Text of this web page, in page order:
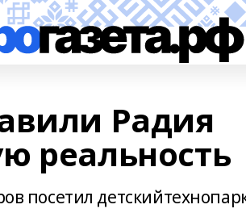
Радия
реальность
посетил